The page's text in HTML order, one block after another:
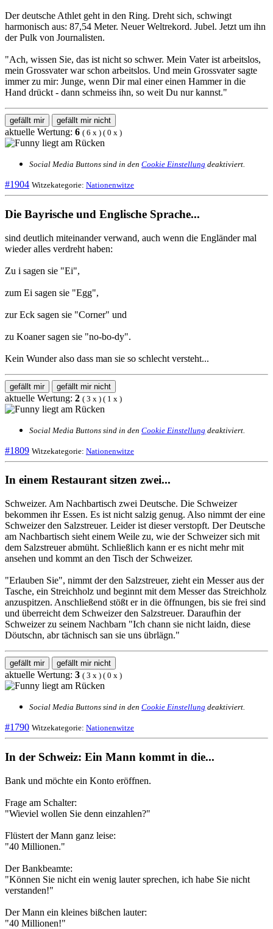
Der deutsche Athlet geht in den Ring. Dreht sich, schwingt
harmonisch aus: 87,54 Meter. Neuer Weltrekord. Jubel. Jetzt um ihn
der Pulk von Journalisten.
"Ach, wissen Sie, das ist nicht so schwer. Mein Vater ist arbeitslos,
mein Grossvater war schon arbeitslos. Und mein Grossvater sagte
immer zu mir: Junge, wenn Dir mal einer einen Hammer in die
Hand drückt - dann schmeiss ihn, so weit Du nur kannst."
gefällt mir gefällt mir nicht
aktuelle Wertung: 6 ( 6 x ) ( 0 x )
Social Media Buttons sind in den Cookie Einstellung deaktiviert.
#1904 Witzekategorie: Nationenwitze
Die Bayrische und Englische Sprache...
sind deutlich miteinander verwand, auch wenn die Engländer mal
wieder alles verdreht haben:
Zu i sagen sie "Ei",
zum Ei sagen sie "Egg",
zur Eck sagen sie "Corner" und
zu Koaner sagen sie "no-bo-dy".
Kein Wunder also dass man sie so schlecht versteht...
gefällt mir gefällt mir nicht
aktuelle Wertung: 2 ( 3 x ) ( 1 x )
Social Media Buttons sind in den Cookie Einstellung deaktiviert.
#1809 Witzekategorie: Nationenwitze
In einem Restaurant sitzen zwei...
Schweizer. Am Nachbartisch zwei Deutsche. Die Schweizer
bekommen ihr Essen. Es ist nicht salzig genug. Also nimmt der eine
Schweizer den Salzstreuer. Leider ist dieser verstopft. Der Deutsche
am Nachbartisch sieht einem Weile zu, wie der Schweizer sich mit
dem Salzstreuer abmüht. Schließlich kann er es nicht mehr mit
ansehen und kommt an den Tisch der Schweizer.
"Erlauben Sie", nimmt der den Salzstreuer, zieht ein Messer aus der
Tasche, ein Streichholz und beginnt mit dem Messer das Streichholz
anzuspitzen. Anschließend stößt er in die öffnungen, bis sie frei sind
und überreicht dem Schweizer den Salzstreuer. Daraufhin der
Schweizer zu seinem Nachbarn "Ich chann sie nicht laidn, diese
Döutschn, abr tächnisch san sie uns übrlägn."
gefällt mir gefällt mir nicht
aktuelle Wertung: 3 ( 3 x ) ( 0 x )
Social Media Buttons sind in den Cookie Einstellung deaktiviert.
#1790 Witzekategorie: Nationenwitze
In der Schweiz: Ein Mann kommt in die...
Bank und möchte ein Konto eröffnen.
Frage am Schalter:
"Wieviel wollen Sie denn einzahlen?"
Flüstert der Mann ganz leise:
"40 Millionen."
Der Bankbeamte:
"Können Sie nicht ein wenig lauter sprechen, ich habe Sie nicht
verstanden!"
Der Mann ein kleines bißchen lauter:
"40 Millionen!"